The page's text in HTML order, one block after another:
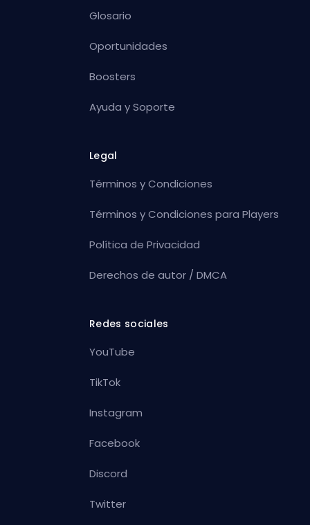
Glosario
Oportunidades
Boosters
Ayuda y Soporte
Legal
Términos y Condiciones
Términos y Condiciones para Players
Política de Privacidad
Derechos de autor / DMCA
Redes sociales
YouTube
TikTok
Instagram
Facebook
Discord
Twitter